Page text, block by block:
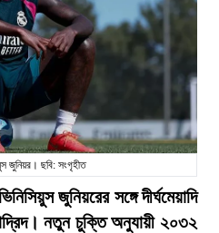
জুনিয়র। ছবি: সংগৃহীত
জুনিয়রের সঙ্গে দীর্ঘমেয়াদি
নতুন চুক্তি অনুযায়ী ২০৩২